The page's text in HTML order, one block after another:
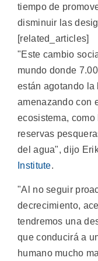
tiempo de
disminuir las
[related_articles]
"Este cambio
mundo donde
están agotando la
amenazando con
ecosistema,
reservas
del agua", dijo
Institute.
"Al no seguir
decrecimiento,
tendremos una
que conducirá a
humano mucho